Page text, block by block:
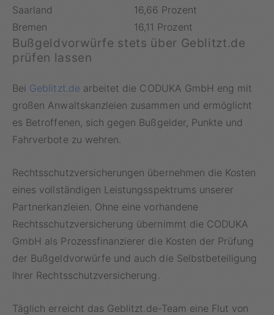
Saarland
16,66 Prozent
Bremen
16,11 Prozent
Bußgeldvorwürfe stets über Geblitzt.de
prüfen lassen
Bei Geblitzt.de arbeitet die CODUKA GmbH eng mit
großen Anwaltskanzleien zusammen und ermöglicht
es Betroffenen, sich gegen Bußgelder, Punkte und
Fahrverbote zu wehren.
Rechtsschutzversicherungen übernehmen die Kosten
eines vollständigen Leistungsspektrums unserer
Partnerkanzleien. Ohne eine vorhandene
Rechtsschutzversicherung übernimmt die CODUKA
GmbH als Prozessfinanzierer die Kosten der Prüfung
der Bußgeldvorwürfe und auch die Selbstbeteiligung
Ihrer Rechtsschutzversicherung.
Täglich erreicht das Geblitzt.de-Team eine Flut von